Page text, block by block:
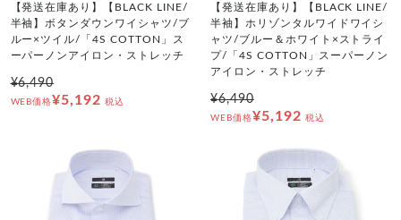
【発送在庫あり】【BLACK LINE/
半袖】ボタンダウンワイシャツ/ブ
ルー×ツイル/「4S COTTON」ス
ーパーノンアイロン・ストレッチ
¥6,490
WEB価格¥5,192 税込
【発送在庫あり】【BLACK LINE/
半袖】ホリゾンタルワイドワイシ
ャツ/ブルー＆ホワイト×ストライ
プ/「4S COTTON」スーパーノン
アイロン・ストレッチ
¥6,490
WEB価格¥5,192 税込